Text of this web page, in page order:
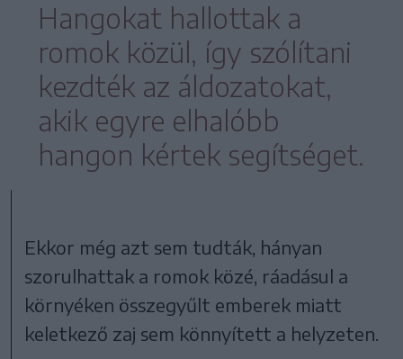
Hangokat hallottak a
romok közül, így szólítani
kezdték az áldozatokat,
akik egyre elhalóbb
hangon kértek segítséget.
Ekkor még azt sem tudták, hányan
szorulhattak a romok közé, ráadásul a
környéken összegyűlt emberek miatt
keletkező zaj sem könnyített a helyzeten.